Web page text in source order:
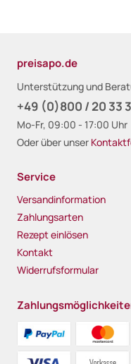
preisapo.de
Unterstützung und
+49 (0)800 / 20 33
Mo-Fr, 09:00 - 17:00 Uhr
Oder über unser
Service
Versandinformation
Zahlungsarten
Rezept einlösen
Kontakt
Widerrufsformular